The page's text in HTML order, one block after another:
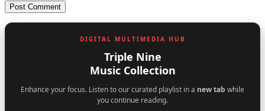
DIGITAL MULTIMEDIA HUB
Triple Nine
Music Collection
Enhance your focus. Listen to our curated playlist in a new tab while
you continue reading.